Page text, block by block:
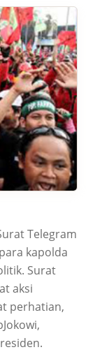
Telegram
kapolda
Surat
aksi
perhatian,